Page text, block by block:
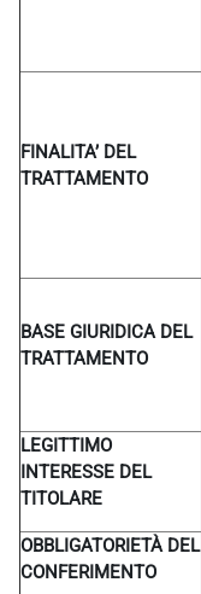
FINALITA’ DEL
TRATTAMENTO
BASE GIURIDICA DEL
TRATTAMENTO
LEGITTIMO
INTERESSE DEL
TITOLARE
OBBLIGATORIETÀ DEL
CONFERIMENTO